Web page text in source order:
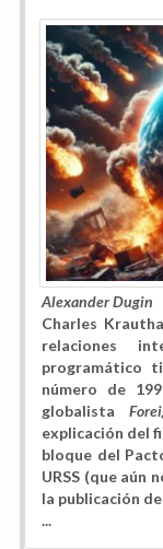
Alexander Dugin
Charles
relaciones
programático
número de
globalista
explicación del
bloque del
URSS (que aún
la publicación
...